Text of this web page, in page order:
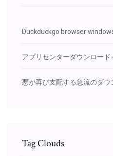
Duckduckgo browser
アプリセンターダウンロード
悪が再び支配する急流のダウ
Tag Clouds